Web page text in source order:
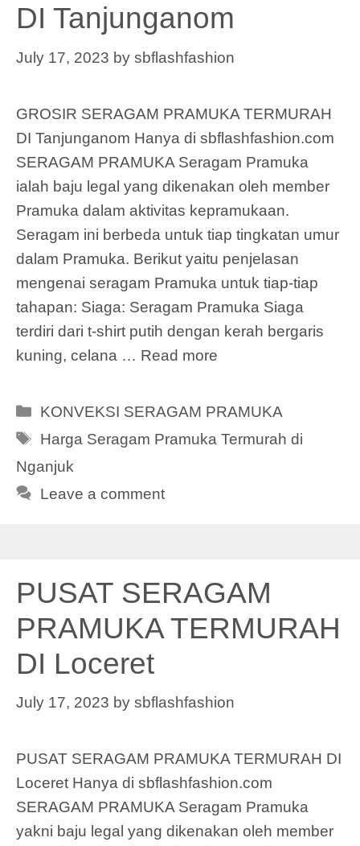
DI Tanjunganom
July 17, 2023 by sbflashfashion
GROSIR SERAGAM PRAMUKA TERMURAH
DI Tanjunganom Hanya di sbflashfashion.com
SERAGAM PRAMUKA Seragam Pramuka
ialah baju legal yang dikenakan oleh member
Pramuka dalam aktivitas kepramukaan.
Seragam ini berbeda untuk tiap tingkatan umur
dalam Pramuka. Berikut yaitu penjelasan
mengenai seragam Pramuka untuk tiap-tiap
tahapan: Siaga: Seragam Pramuka Siaga
terdiri dari t-shirt putih dengan kerah bergaris
kuning, celana … Read more
Categories
KONVEKSI SERAGAM PRAMUKA
Tags
Harga Seragam Pramuka Termurah di
Nganjuk
Leave a comment
PUSAT SERAGAM
PRAMUKA TERMURAH
DI Loceret
July 17, 2023 by sbflashfashion
PUSAT SERAGAM PRAMUKA TERMURAH DI
Loceret Hanya di sbflashfashion.com
SERAGAM PRAMUKA Seragam Pramuka
yakni baju legal yang dikenakan oleh member